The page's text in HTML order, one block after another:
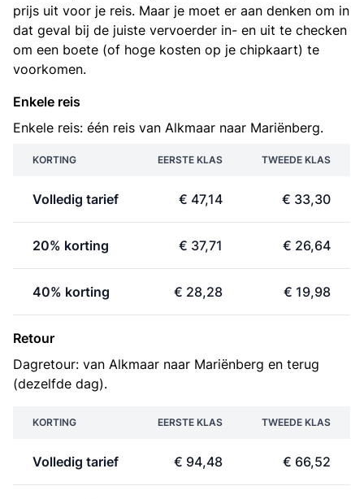
prijs uit voor je reis. Maar je moet er aan denken om in
dat geval bij de juiste vervoerder in- en uit te checken
om een boete (of hoge kosten op je chipkaart) te
voorkomen.
Enkele reis
Enkele reis: één reis van Alkmaar naar Mariënberg.
KORTING EERSTE KLAS TWEEDE KLAS
Volledig tarief € 47,14 € 33,30
20% korting € 37,71 € 26,64
40% korting € 28,28 € 19,98
Retour
Dagretour: van Alkmaar naar Mariënberg en terug
(dezelfde dag).
KORTING EERSTE KLAS TWEEDE KLAS
Volledig tarief € 94,48 € 66,52